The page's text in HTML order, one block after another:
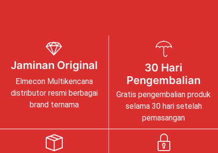
Jaminan Original
Elmecon Multikencana
distributor resmi berbagai
brand ternama
30 Hari
Pengembalian
Gratis pengembalian produk
selama 30 hari setelah
pemasangan